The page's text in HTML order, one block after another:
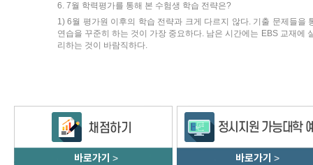
6. 7월 학력평가를 통해 본 수험생 학습 전략은?
1) 6월 평가원 이후의 학습 전략과 크게 다르지 않다. 기출 문제들을
연습을 꾸준히 하는 것이 가장 중요하다. 남은 시간에는 EBS 교재에
리하는 것이 바람직하다.
바로가기 > 바로가기 >